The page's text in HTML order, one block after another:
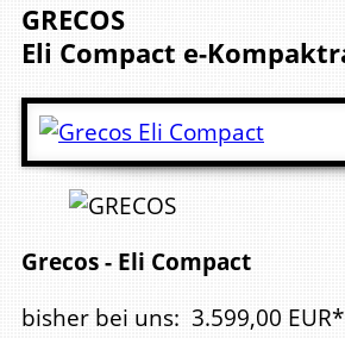
GRECOS
Eli Compact e-
Grecos - Eli Compact
bisher bei uns: 3.599,00 EUR*